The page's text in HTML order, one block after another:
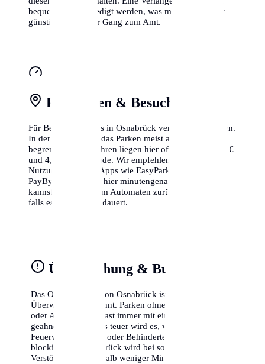
bequem online erledigt werden, was manchmal sogar
günstiger ist als der Gang zum Amt.
Parkzonen & Besuchsparken
Für Besucher gibt es in Osnabrück verschiedene Zonen.
In der Kernstadt ist das Parken meist auf 2-3 Stunden
begrenzt. Die Gebühren liegen hier oft zwischen 1,50 €
und 4,00 € pro Stunde. Wir empfehlen dringend die
Nutzung von Park-Apps wie EasyPark oder
PayByPhone, da du hier minutengenau abrechnen
kannst und nicht zum Automaten zurücklaufen musst,
falls es doch länger dauert.
Überwachung & Bußgelder
Das Ordnungsamt von Osnabrück ist für seine strikte
Überwachung bekannt. Parken ohne gültigen Schein
oder Ausweis wird fast immer mit einem Knöllchen
geahndet. Besonders teuer wird es, wenn du Radwege,
Feuerwehrzufahrten oder Behindertenparkplätze
blockierst. In Osnabrück wird bei solchen schweren
Verstößen oft innerhalb weniger Minuten der